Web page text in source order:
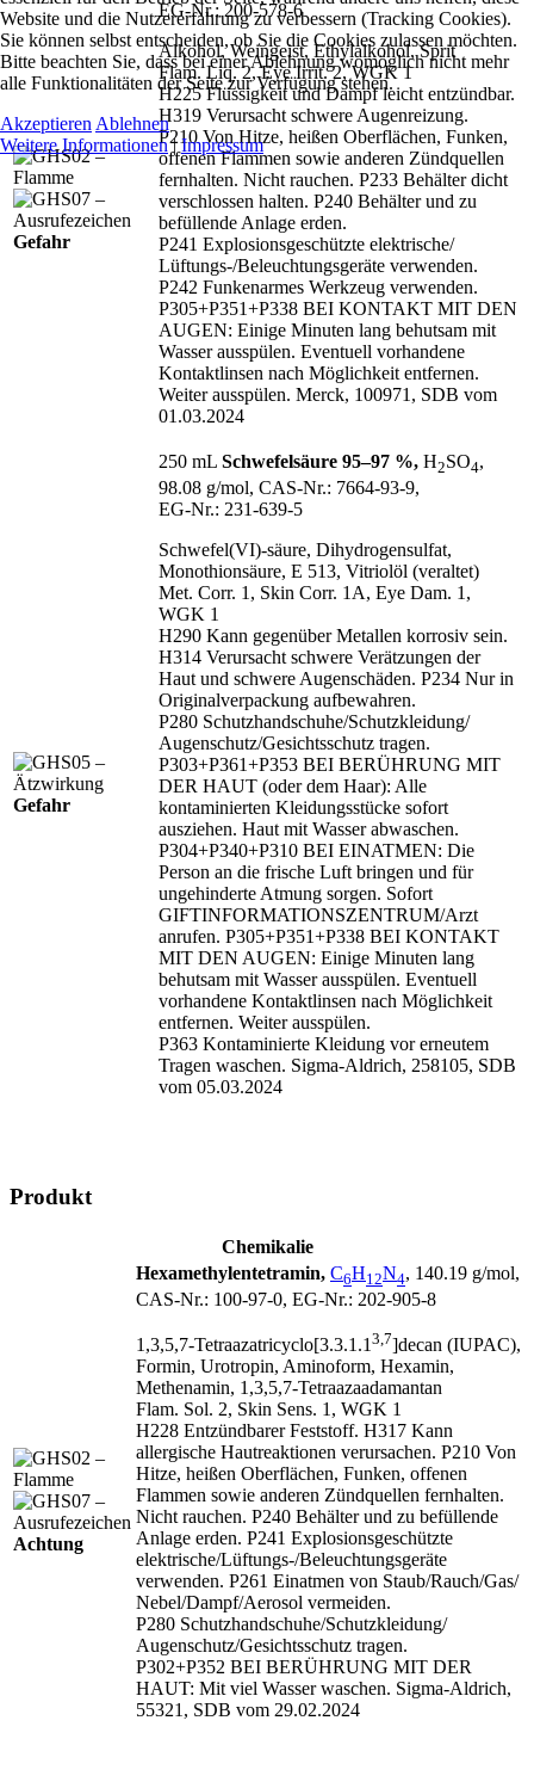
Gefahr
EG‑Nr.: 200‑578‑6
Alkohol, Weingeist, Ethylalkohol, Sprit
Flam. Liq. 2, Eye Irrit. 2, WGK 1
H225 Flüssigkeit und Dampf leicht entzündbar.
H319 Verursacht schwere Augenreizung.
P210 Von Hitze, heißen Oberflächen, Funken,
offenen Flammen sowie anderen Zündquellen
fernhalten. Nicht rauchen. P233 Behälter dicht
verschlossen halten. P240 Behälter und zu
befüllende Anlage erden.
P241 Explosionsgeschützte elektrische/
Lüftungs-/Beleuchtungsgeräte verwenden.
P242 Funkenarmes Werkzeug verwenden.
P305+P351+P338 BEI KONTAKT MIT DEN
AUGEN: Einige Minuten lang behutsam mit
Wasser ausspülen. Eventuell vorhandene
Kontaktlinsen nach Möglichkeit entfernen.
Weiter ausspülen. Merck, 100971, SDB vom
01.03.2024
Gefahr
250 mL Schwefelsäure 95–97 %, H2SO4,
98.08 g/mol, CAS‑Nr.: 7664‑93‑9,
EG‑Nr.: 231‑639‑5
Schwefel(VI)-säure, Dihydrogensulfat,
Monothionsäure, E 513, Vitriolöl (veraltet)
Met. Corr. 1, Skin Corr. 1A, Eye Dam. 1,
WGK 1
H290 Kann gegenüber Metallen korrosiv sein.
H314 Verursacht schwere Verätzungen der
Haut und schwere Augenschäden. P234 Nur in
Originalverpackung aufbewahren.
P280 Schutzhandschuhe/Schutzkleidung/
Augenschutz/Gesichtsschutz tragen.
P303+P361+P353 BEI BERÜHRUNG MIT
DER HAUT (oder dem Haar): Alle
kontaminierten Kleidungsstücke sofort
ausziehen. Haut mit Wasser abwaschen.
P304+P340+P310 BEI EINATMEN: Die
Person an die frische Luft bringen und für
ungehinderte Atmung sorgen. Sofort
GIFTINFORMATIONSZENTRUM/Arzt
anrufen. P305+P351+P338 BEI KONTAKT
MIT DEN AUGEN: Einige Minuten lang
behutsam mit Wasser ausspülen. Eventuell
vorhandene Kontaktlinsen nach Möglichkeit
entfernen. Weiter ausspülen.
P363 Kontaminierte Kleidung vor erneutem
Tragen waschen. Sigma-Aldrich, 258105, SDB
vom 05.03.2024
Produkt
Chemikalie
Achtung
Hexamethylentetramin, C6H12N4, 140.19 g/mol,
CAS‑Nr.: 100‑97‑0, EG‑Nr.: 202‑905‑8
1,3,5,7‑Tetraazatricyclo[3.3.1.1 3,7]decan (IUPAC),
Formin, Urotropin, Aminoform, Hexamin,
Methenamin, 1,3,5,7‑Tetraazaadamantan
Flam. Sol. 2, Skin Sens. 1, WGK 1
H228 Entzündbarer Feststoff. H317 Kann
allergische Hautreaktionen verursachen. P210 Von
Hitze, heißen Oberflächen, Funken, offenen
Flammen sowie anderen Zündquellen fernhalten.
Nicht rauchen. P240 Behälter und zu befüllende
Anlage erden. P241 Explosionsgeschützte
elektrische/Lüftungs-/Beleuchtungsgeräte
verwenden. P261 Einatmen von Staub/Rauch/Gas/
Nebel/Dampf/Aerosol vermeiden.
P280 Schutzhandschuhe/Schutzkleidung/
Augenschutz/Gesichtsschutz tragen.
P302+P352 BEI BERÜHRUNG MIT DER
HAUT: Mit viel Wasser waschen. Sigma-Aldrich,
55321, SDB vom 29.02.2024
Website und die Nutzererfahrung zu verbessern (Tracking Cookies).
Sie können selbst entscheiden, ob Sie die Cookies zulassen möchten.
Bitte beachten Sie, dass bei einer Ablehnung womöglich nicht mehr
alle Funktionalitäten der Seite zur Verfügung stehen.
Akzeptieren Ablehnen
Weitere Informationen|Impressum